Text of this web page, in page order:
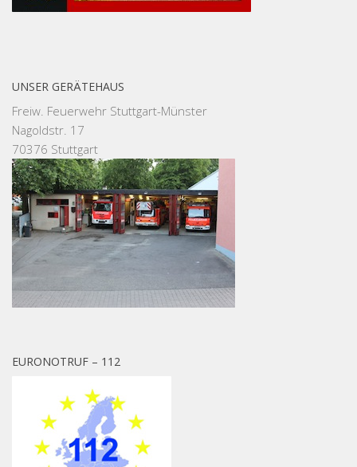
UNSER GERÄTEHAUS
Freiw. Feuerwehr Stuttgart-Münster
Nagoldstr. 17
70376 Stuttgart
EURONOTRUF – 112